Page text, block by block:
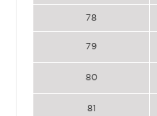
78
79
80
81